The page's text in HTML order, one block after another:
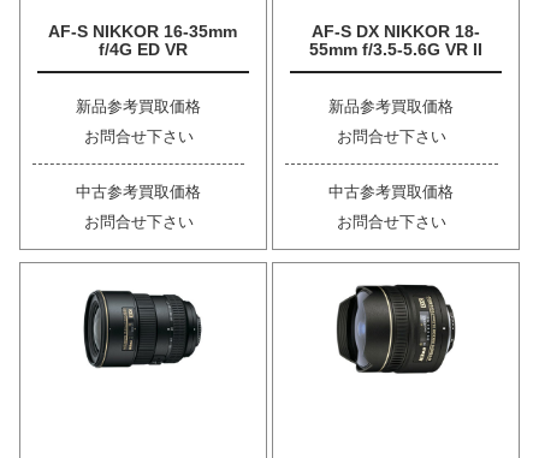
AF-S NIKKOR 16-35mm
f/4G ED VR
新品参考買取価格
お問合せ下さい
中古参考買取価格
お問合せ下さい
AF-S DX NIKKOR 18-
55mm f/3.5-5.6G VR II
新品参考買取価格
お問合せ下さい
中古参考買取価格
お問合せ下さい